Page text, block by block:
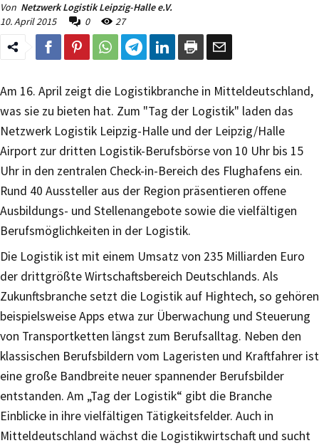
Von Netzwerk Logistik Leipzig-Halle e.V.
10. April 2015
0 27
Am 16. April zeigt die Logistikbranche in Mitteldeutschland,
was sie zu bieten hat. Zum "Tag der Logistik" laden das
Netzwerk Logistik Leipzig-Halle und der Leipzig/Halle
Airport zur dritten Logistik-Berufsbörse von 10 Uhr bis 15
Uhr in den zentralen Check-in-Bereich des Flughafens ein.
Rund 40 Aussteller aus der Region präsentieren offene
Ausbildungs- und Stellenangebote sowie die vielfältigen
Berufsmöglichkeiten in der Logistik.
Die Logistik ist mit einem Umsatz von 235 Milliarden Euro
der drittgrößte Wirtschaftsbereich Deutschlands. Als
Zukunftsbranche setzt die Logistik auf Hightech, so gehören
beispielsweise Apps etwa zur Überwachung und Steuerung
von Transportketten längst zum Berufsalltag. Neben den
klassischen Berufsbildern vom Lageristen und Kraftfahrer ist
eine große Bandbreite neuer spannender Berufsbilder
entstanden. Am „Tag der Logistik“ gibt die Branche
Einblicke in ihre vielfältigen Tätigkeitsfelder. Auch in
Mitteldeutschland wächst die Logistikwirtschaft und sucht